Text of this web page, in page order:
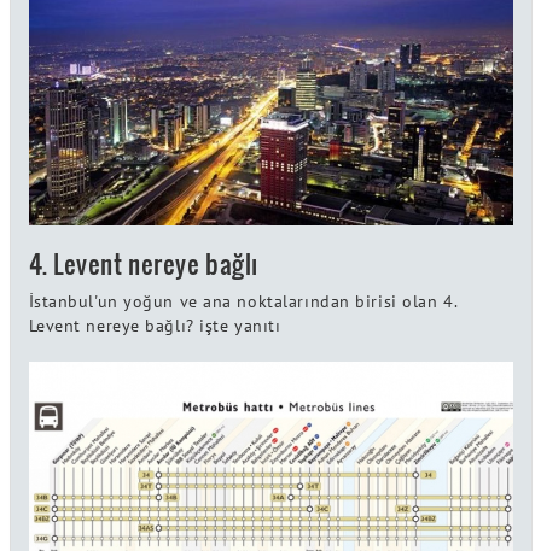
4. Levent nereye bağlı
İstanbul'un yoğun ve ana noktalarından birisi olan 4.
Levent nereye bağlı? işte yanıtı